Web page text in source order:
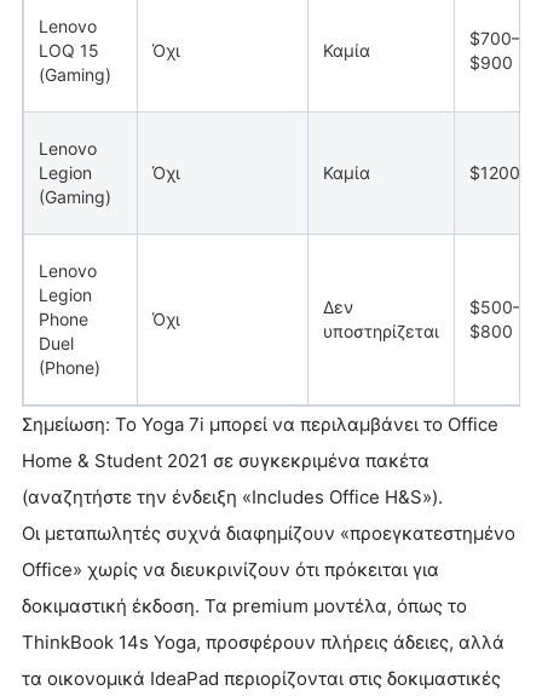
Lenovo
LOQ 15
(Gaming)
Όχι Καμία
$700–
$900
Lenovo
Legion
(Gaming)
Όχι Καμία $1200+
Lenovo
Legion
Phone
Duel
(Phone)
Όχι
Δεν
υποστηρίζεται
$500–
$800
Σημείωση: Το Yoga 7i μπορεί να περιλαμβάνει το Office
Home & Student 2021 σε συγκεκριμένα πακέτα
(αναζητήστε την ένδειξη «Includes Office H&S»).
Οι μεταπωλητές συχνά διαφημίζουν «προεγκατεστημένο
Office» χωρίς να διευκρινίζουν ότι πρόκειται για
δοκιμαστική έκδοση. Τα premium μοντέλα, όπως το
ThinkBook 14s Yoga, προσφέρουν πλήρεις άδειες, αλλά
τα οικονομικά IdeaPad περιορίζονται στις δοκιμαστικές